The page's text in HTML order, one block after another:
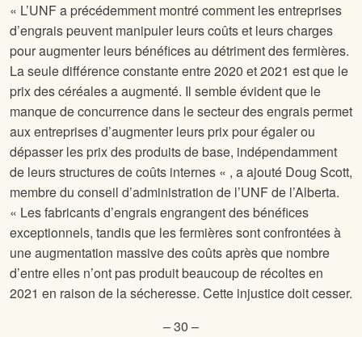
« L’UNF a précédemment montré comment les entreprises
d’engrais peuvent manipuler leurs coûts et leurs charges
pour augmenter leurs bénéfices au détriment des fermières.
La seule différence constante entre 2020 et 2021 est que le
prix des céréales a augmenté. Il semble évident que le
manque de concurrence dans le secteur des engrais permet
aux entreprises d’augmenter leurs prix pour égaler ou
dépasser les prix des produits de base, indépendamment
de leurs structures de coûts internes « , a ajouté Doug Scott,
membre du conseil d’administration de l’UNF de l’Alberta.
« Les fabricants d’engrais engrangent des bénéfices
exceptionnels, tandis que les fermières sont confrontées à
une augmentation massive des coûts après que nombre
d’entre elles n’ont pas produit beaucoup de récoltes en
2021 en raison de la sécheresse. Cette injustice doit cesser.
– 30 –